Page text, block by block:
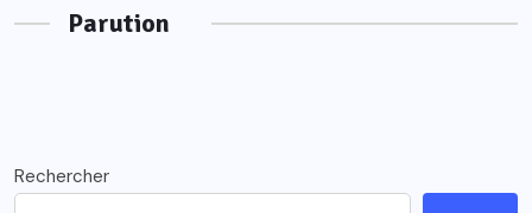
Parution
Rechercher